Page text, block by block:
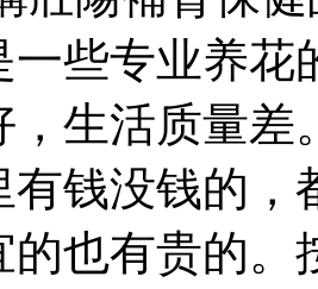
一些专业养花
，生活质量差
有钱没钱的，
的也有贵的。